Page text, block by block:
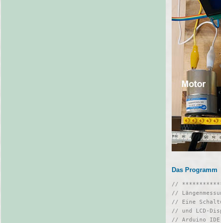
Das Programm
//
//
// Eine
// und LCD-
// Arduino